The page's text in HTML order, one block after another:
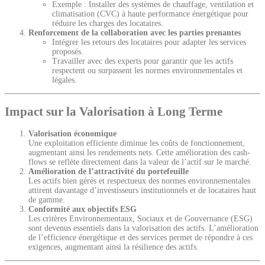
Exemple : Installer des systèmes de chauffage, ventilation et
climatisation (CVC) à haute performance énergétique pour
réduire les charges des locataires.
Renforcement de la collaboration avec les parties prenantes
Intégrer les retours des locataires pour adapter les services
proposés.
Travailler avec des experts pour garantir que les actifs
respectent ou surpassent les normes environnementales et
légales.
Impact sur la Valorisation à Long Terme
Valorisation économique
Une exploitation efficiente diminue les coûts de fonctionnement,
augmentant ainsi les rendements nets. Cette amélioration des cash-
flows se reflète directement dans la valeur de l’actif sur le marché.
Amélioration de l’attractivité du portefeuille
Les actifs bien gérés et respectueux des normes environnementales
attirent davantage d’investisseurs institutionnels et de locataires haut
de gamme.
Conformité aux objectifs ESG
Les critères Environnementaux, Sociaux et de Gouvernance (ESG)
sont devenus essentiels dans la valorisation des actifs. L’amélioration
de l’efficience énergétique et des services permet de répondre à ces
exigences, augmentant ainsi la résilience des actifs.